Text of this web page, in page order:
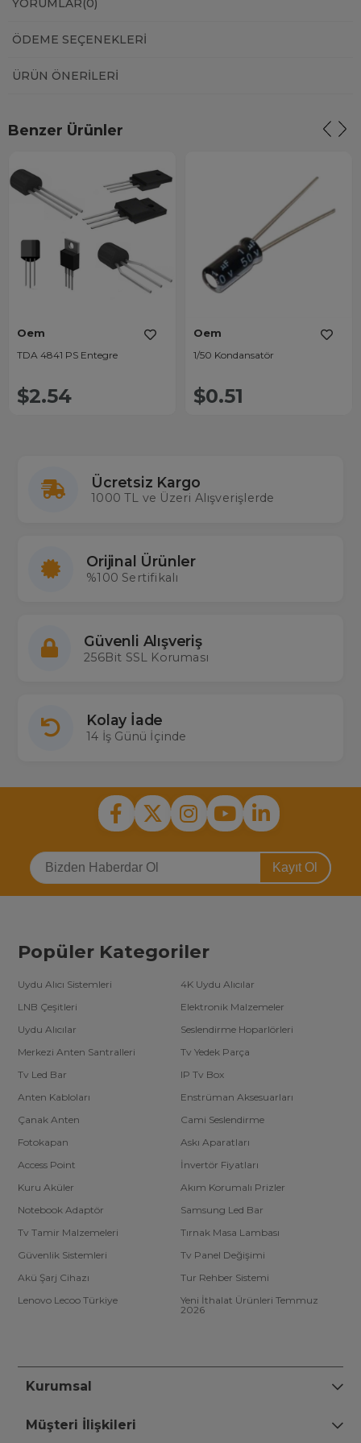
YORUMLAR(0)
ÖDEME SEÇENEKLERI
ÜRÜN ÖNERILERI
Benzer Ürünler
Oem
TDA 4841 PS Entegre
$2.54
Oem
1/50 Kondansatör
$0.51
Ücretsiz Kargo
1000 TL ve Üzeri Alışverişlerde
Orijinal Ürünler
%100 Sertifikalı
Güvenli Alışveriş
256Bit SSL Koruması
Kolay İade
14 İş Günü İçinde
Kayıt Ol
Popüler Kategoriler
Uydu Alıcı Sistemleri
4K Uydu Alıcılar
LNB Çeşitleri
Elektronik Malzemeler
Uydu Alıcılar
Seslendirme Hoparlörleri
Merkezi Anten Santralleri
Tv Yedek Parça
Tv Led Bar
IP Tv Box
Anten Kabloları
Enstrüman Aksesuarları
Çanak Anten
Cami Seslendirme
Fotokapan
Askı Aparatları
Access Point
İnvertör Fiyatları
Kuru Aküler
Akım Korumalı Prizler
Notebook Adaptör
Samsung Led Bar
Tv Tamir Malzemeleri
Tırnak Masa Lambası
Güvenlik Sistemleri
Tv Panel Değişimi
Akü Şarj Cihazı
Tur Rehber Sistemi
Lenovo Lecoo Türkiye
Yeni İthalat Ürünleri Temmuz
2026
Kurumsal
Müşteri İlişkileri